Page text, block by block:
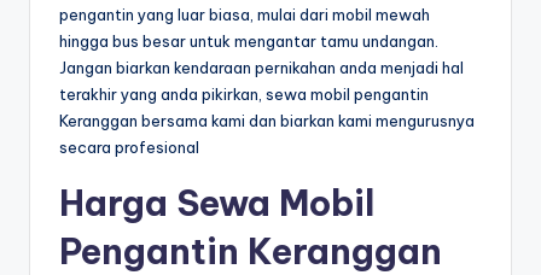
pengantin yang luar biasa, mulai dari mobil mewah
hingga bus besar untuk mengantar tamu undangan.
Jangan biarkan kendaraan pernikahan anda menjadi hal
terakhir yang anda pikirkan, sewa mobil pengantin
Keranggan bersama kami dan biarkan kami mengurusnya
secara profesional
Harga Sewa Mobil
Pengantin Keranggan